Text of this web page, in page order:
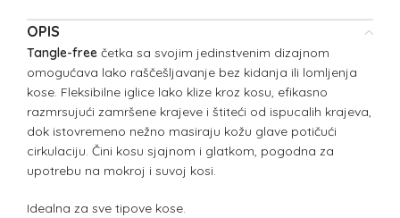
OPIS
Tangle-free četka sa svojim jedinstvenim dizajnom
omogućava lako raščešljavanje bez kidanja ili lomljenja
kose. Fleksibilne iglice lako klize kroz kosu, efikasno
razmrsujući zamršene krajeve i štiteći od ispucalih krajeva,
dok istovremeno nežno masiraju kožu glave potičući
cirkulaciju. Čini kosu sjajnom i glatkom, pogodna za
upotrebu na mokroj i suvoj kosi.
Idealna za sve tipove kose.